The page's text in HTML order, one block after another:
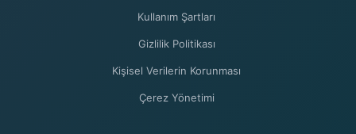
Kullanım Şartları
Gizlilik Politikası
Kişisel Verilerin Korunması
Çerez Yönetimi